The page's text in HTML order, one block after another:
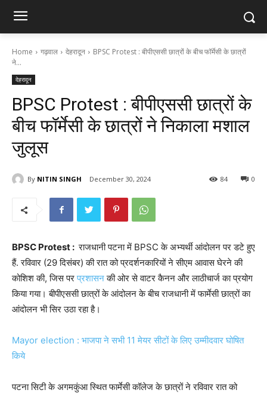
Home गढ़वाल देहरादून
BPSC Protest : बीपीएससी छात्रों के बीच फॉर्मेसी के छात्रों
ने...
देहरादून
BPSC Protest : बीपीएससी छात्रों के
बीच फॉर्मेसी के छात्रों ने निकाला मशाल
जुलूस
By NITIN SINGH December 30, 2024 0
84
BPSC Protest : राजधानी पटना में BPSC के अभ्यर्थी आंदोलन पर डटे हुए
हैं. रविवार (29 दिसंबर) की रात को प्रदर्शनकारियों ने सीएम आवास घेरने की
कोशिश की, जिस परप्रशासनकी ओर से वाटर कैनन और लाठीचार्ज का प्रयोग
किया गया। बीपीएससी छात्रों के आंदोलन के बीच राजधानी में फार्मेसी छात्रों का
आंदोलन भी सिर उठा रहा है।
Mayor election : भाजपा ने सभी 11 मेयर सीटों के लिए उम्मीदवार घोषित
किये
पटना सिटी के अगमकुंआ स्थित फार्मेसी कॉलेज के छात्रों ने रविवार रात को